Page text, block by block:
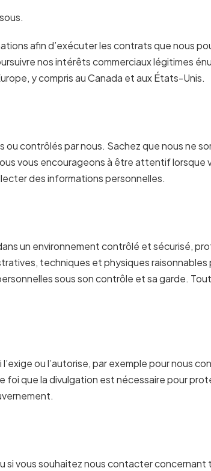
afin d’exécuter les contrats que nous
nos intérêts commerciaux légitimes
y compris au Canada et aux États-Unis.
contrôlés par nous. Sachez que nous ne
vous encourageons à être attentif lorsque
des informations personnelles.
un environnement contrôlé et sécurisé,
techniques et physiques
sous son contrôle et sa garde.
ou l’autorise, par exemple pour nous
foi que la divulgation est nécessaire pour
si vous souhaitez nous contacter